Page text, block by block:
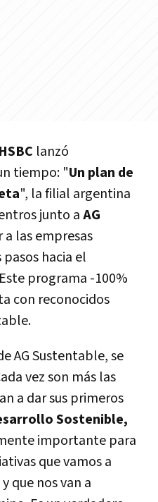
HSBC lanzó
tiempo: "Un plan de
", la filial argentina
junto aAG
a las empresas
hacia el
programa -100%
con reconocidos
AG Sustentable, se
vez son más las
a dar sus primeros
Sostenible,
importante para
que vamos a
que nos van a